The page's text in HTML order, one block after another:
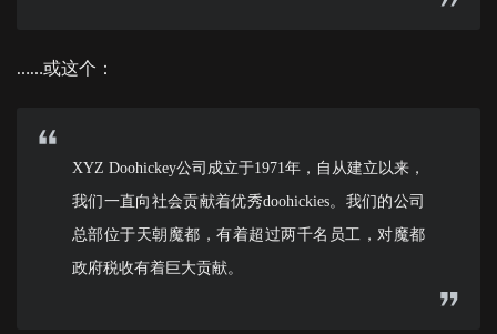
……或这个：
XYZ Doohickey公司成立于1971年，自从建立以来，
我们一直向社会贡献着优秀doohickies。我们的公司
总部位于天朝魔都，有着超过两千名员工，对魔都
政府税收有着巨大贡献。